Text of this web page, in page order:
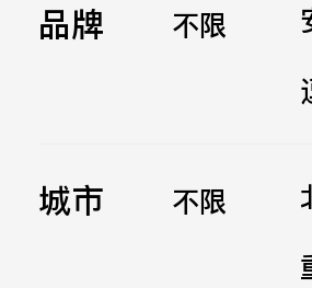
品牌 不限
城市 不限